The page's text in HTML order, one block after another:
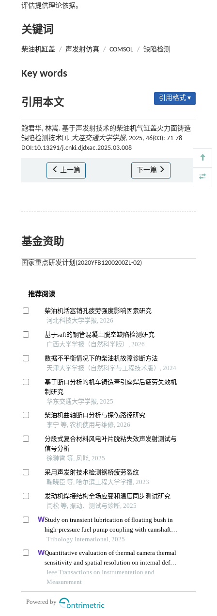
评估提供理论依据。
关键词
柴油机缸盖 / 声发射仿真 / COMSOL / 缺陷检测
Key words
引用本文 引用格式 ▾
鲍君华, 林嵩. 基于声发射技术的柴油机气缸盖火力面铸造
缺陷检测技术[J]. 大连交通大学学报, 2025, 46(03): 71-78
DOI:10.13291/j.cnki.djdxac.2025.03.008
上一篇 下一篇
基金资助
国家重点研发计划(2020YFB1200200ZL-02)